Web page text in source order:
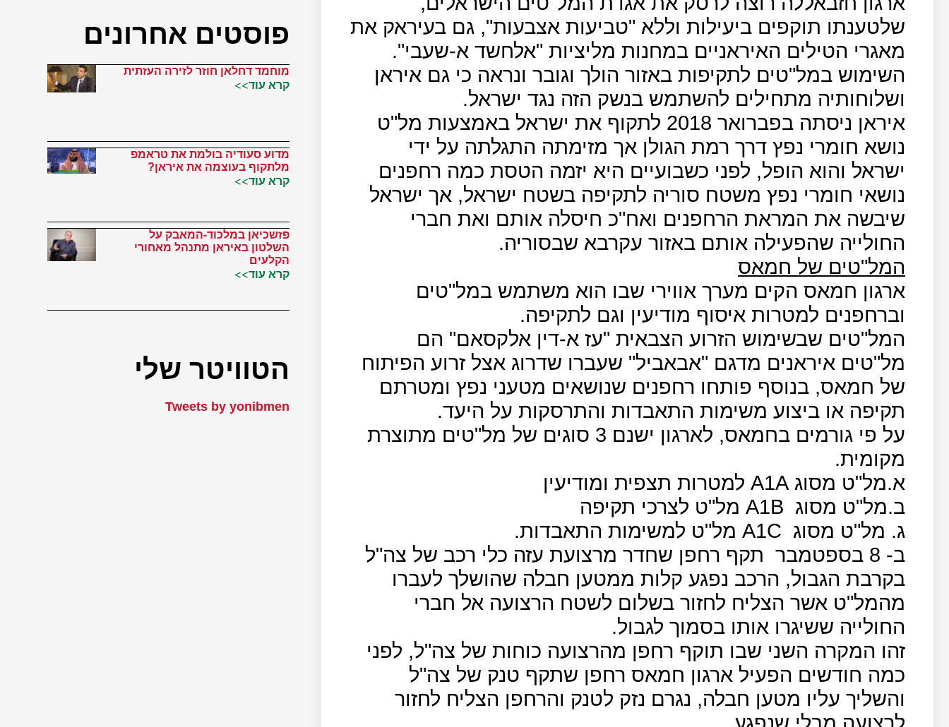
שלטענתו תוקפים ביעילות וללא "טביעות אצבעות", גם בעיראק את
מאגרי הטילים האיראניים במחנות מליציות "אלחשד א-שעבי".
השימוש במל"טים לתקיפות באזור הולך וגובר ונראה כי גם איראן
ושלוחותיה מתחילים להשתמש בנשק הזה נגד ישראל.
איראן ניסתה בפברואר 2018 לתקוף את ישראל באמצעות מל"ט
נושא חומרי נפץ דרך רמת הגולן אך מזימתה התגלתה על ידי
ישראל והוא הופל, לפני כשבועיים היא יזמה הטסת כמה רחפנים
נושאי חומרי נפץ משטח סוריה לתקיפה בשטח ישראל, אך ישראל
שיבשה את המראת הרחפנים ואח"כ חיסלה אותם ואת חברי
החולייה שהפעילה אותם באזור עקרבא שבסוריה.
המל"טים של חמאס
ארגון חמאס הקים מערך אווירי שבו הוא משתמש במל"טים
וברחפנים למטרות איסוף מודיעין וגם לתקיפה.
המל"טים שבשימוש הזרוע הצבאית "עז א-דין אלקסאם" הם
מל"טים איראנים מדגם "אבאביל" שעברו שדרוג אצל זרוע הפיתוח
של חמאס, בנוסף פותחו רחפנים שנושאים מטעני נפץ ומטרתם
תקיפה או ביצוע משימות התאבדות והתרסקות על היעד.
על פי גורמים בחמאס, לארגון ישנם 3 סוגים של מל"טים מתוצרת
מקומית.
א.מל"ט מסוג A
1
A למטרות תצפית ומודיעין
ב.מל"ט מסוג A1B מל"ט לצרכי תקיפה
ג. מל"ט מסוג A1C מל"ט למשימות התאבדות.
ב- 8 בספטמבר
תקף רחפן שחדר מרצועת עזה כלי רכב של צה"ל
בקרבת הגבול, הרכב נפגע קלות ממטען חבלה שהושלך לעברו
מהמל"ט אשר הצליח לחזור בשלום לשטח הרצועה אל חברי
החולייה ששיגרו אותו בסמוך לגבול.
זהו המקרה השני שבו תוקף רחפן מהרצועה כוחות של צה"ל, לפני
כמה חודשים הפעיל ארגון חמאס רחפן שתקף טנק של צה"ל
והשליך עליו מטען חבלה, נגרם נזק לטנק והרחפן הצליח לחזור
לרצועה מבלי שנפגע.
פוסטים אחרונים
מוחמד דחלאן חוזר לזירה העזתית
קרא עוד>>
מדוע סעודיה בולמת את טראמפ
מלתקוף בעוצמה את איראן?
קרא עוד>>
פזשכיאן במלכוד-המאבק על
השלטון באיראן מתנהל מאחורי
הקלעים
קרא עוד>>
הטוויטר שלי
Tweets by yonibmen